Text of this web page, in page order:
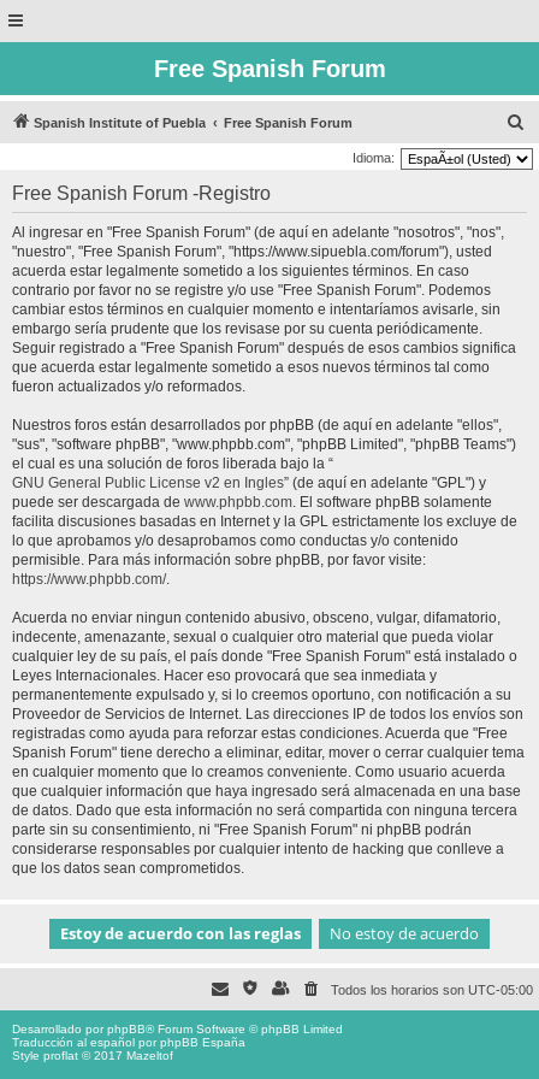
Free Spanish Forum
Spanish Institute of Puebla Free Spanish Forum
u
Idioma:
Free Spanish Forum -Registro
Al ingresar en "Free Spanish Forum" (de aquí en adelante "nosotros", "nos",
"nuestro", "Free Spanish Forum", "https://www.sipuebla.com/forum"), usted
acuerda estar legalmente sometido a los siguientes términos. En caso
contrario por favor no se registre y/o use "Free Spanish Forum". Podemos
cambiar estos términos en cualquier momento e intentaríamos avisarle, sin
embargo sería prudente que los revisase por su cuenta periódicamente.
Seguir registrado a "Free Spanish Forum" después de esos cambios significa
que acuerda estar legalmente sometido a esos nuevos términos tal como
fueron actualizados y/o reformados.
Nuestros foros están desarrollados por phpBB (de aquí en adelante "ellos",
"sus", "software phpBB", "www.phpbb.com", "phpBB Limited", "phpBB Teams")
el cual es una solución de foros liberada bajo la “
GNU General Public License v2 en Ingles” (de aquí en adelante "GPL") y
puede ser descargada de www.phpbb.com. El software phpBB solamente
facilita discusiones basadas en Internet y la GPL estrictamente los excluye de
lo que aprobamos y/o desaprobamos como conductas y/o contenido
permisible. Para más información sobre phpBB, por favor visite:
https://www.phpbb.com/.
Acuerda no enviar ningun contenido abusivo, obsceno, vulgar, difamatorio,
indecente, amenazante, sexual o cualquier otro material que pueda violar
cualquier ley de su país, el país donde "Free Spanish Forum" está instalado o
Leyes Internacionales. Hacer eso provocará que sea inmediata y
permanentemente expulsado y, si lo creemos oportuno, con notificación a su
Proveedor de Servicios de Internet. Las direcciones IP de todos los envíos son
registradas como ayuda para reforzar estas condiciones. Acuerda que "Free
Spanish Forum" tiene derecho a eliminar, editar, mover o cerrar cualquier tema
en cualquier momento que lo creamos conveniente. Como usuario acuerda
que cualquier información que haya ingresado será almacenada en una base
de datos. Dado que esta información no será compartida con ninguna tercera
parte sin su consentimiento, ni "Free Spanish Forum" ni phpBB podrán
considerarse responsables por cualquier intento de hacking que conlleve a
que los datos sean comprometidos.
Todos los horarios son UTC-05:00
Desarrollado porphpBB® Forum Software © phpBB Limited
Traducción al español porphpBB España
Style proflat © 2017 Mazeltof